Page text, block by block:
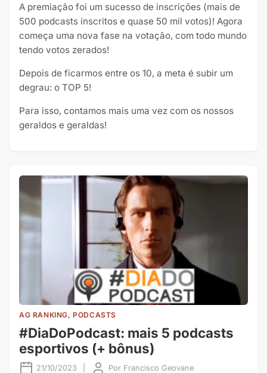
A premiação foi um sucesso de inscrições (mais de
500 podcasts inscritos e quase 50 mil votos)! Agora
começa uma nova fase na votação, com todo mundo
tendo votos zerados!
Depois de ficarmos entre os 10, a meta é subir um
degrau: o TOP 5!
Para isso, contamos mais uma vez com os nossos
geraldos e geraldas!
AG RANKING, PODCASTS
#DiaDoPodcast: mais 5 podcasts
esportivos (+ bônus)
21/10/2023 Por Francisco Geovane